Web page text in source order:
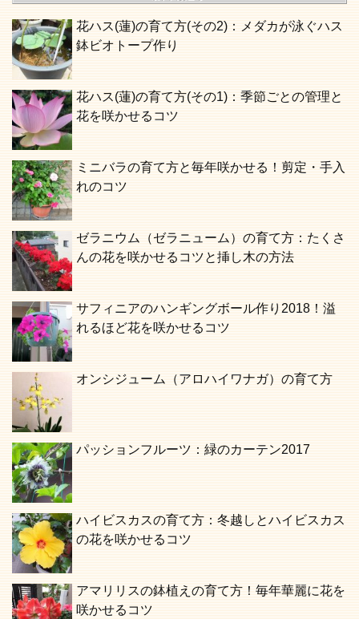
花ハス(蓮)の育て方(その2)：メダカが泳ぐハス
鉢ビオトープ作り
花ハス(蓮)の育て方(その1)：季節ごとの管理と
花を咲かせるコツ
ミニバラの育て方と毎年咲かせる！剪定・手入
れのコツ
ゼラニウム（ゼラニューム）の育て方：たくさ
んの花を咲かせるコツと挿し木の方法
サフィニアのハンギングボール作り2018！溢
れるほど花を咲かせるコツ
オンシジューム（アロハイワナガ）の育て方
パッションフルーツ：緑のカーテン2017
ハイビスカスの育て方：冬越しとハイビスカス
の花を咲かせるコツ
アマリリスの鉢植えの育て方！毎年華麗に花を
咲かせるコツ